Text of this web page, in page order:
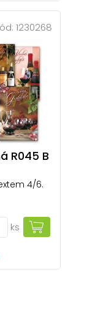
1230268
R045 B
4/6.
ks